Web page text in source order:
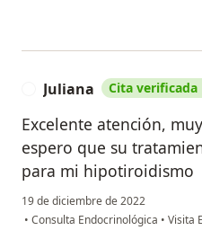
Juliana Cita verificada
Excelente atención,
espero que su
para mi hipotiroidismo
19 de diciembre de 2022
• Consulta Endocrinológica • Visita